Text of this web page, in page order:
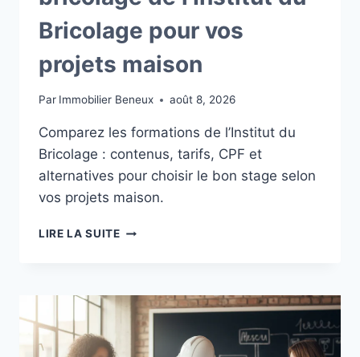
Bricolage pour vos
projets maison
Par Immobilier Beneux août 8, 2026
Comparez les formations de l’Institut du
Bricolage : contenus, tarifs, CPF et
alternatives pour choisir le bon stage selon
vos projets maison.
LIRE LA SUITEÉVALUER
BRICOLAGE
L’INSTITUT